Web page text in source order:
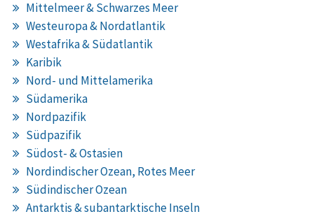
Mittelmeer & Schwarzes Meer
Westeuropa & Nordatlantik
Westafrika & Südatlantik
Karibik
Nord- und Mittelamerika
Südamerika
Nordpazifik
Südpazifik
Südost- & Ostasien
Nordindischer Ozean, Rotes Meer
Südindischer Ozean
Antarktis & subantarktische Inseln